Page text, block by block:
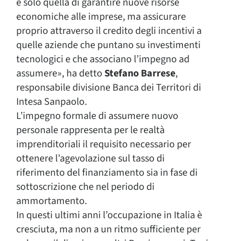
economiche alle imprese, ma assicurare
proprio attraverso il credito degli incentivi a
quelle aziende che puntano su investimenti
tecnologici e che associano l’impegno ad
assumere», ha detto Stefano Barrese,
responsabile divisione Banca dei Territori di
Intesa Sanpaolo.
L’impegno formale di assumere nuovo
personale rappresenta per le realtà
imprenditoriali il requisito necessario per
ottenere l’agevolazione sul tasso di
riferimento del finanziamento sia in fase di
sottoscrizione che nel periodo di
ammortamento.
In questi ultimi anni l’occupazione in Italia è
cresciuta, ma non a un ritmo sufficiente per